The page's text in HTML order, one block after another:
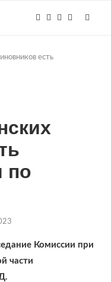
есть
по
Комиссии при
части